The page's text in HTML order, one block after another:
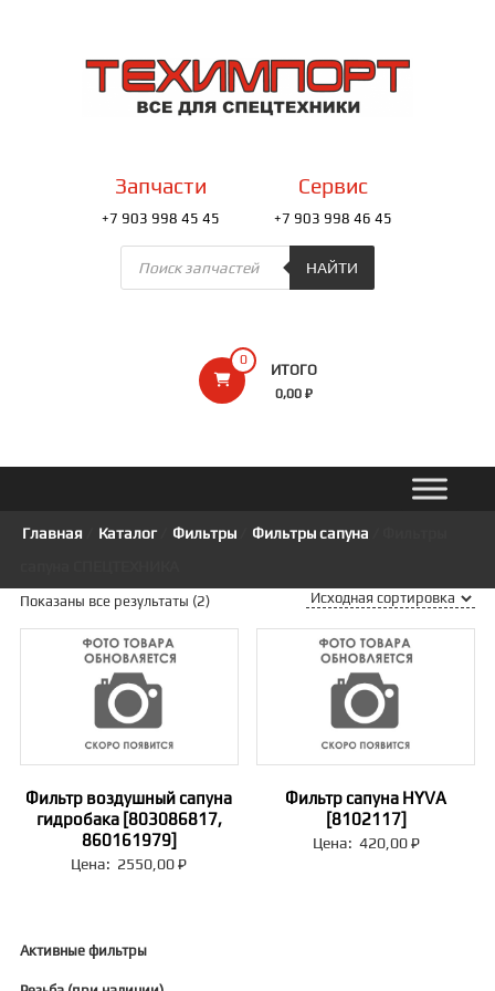
содержимомуТЕХИМПОРТ
Всё
0
ИТОГО
0,00 ₽
Запчасти
+7 903 998 45 45
Сервис
+7 903 998 46 45
Поиск
товаров
НАЙТИ
Главная Каталог/ Фильтры/ Фильтры сапуна
Показаны все результаты (2)
Фильтр воздушный сапуна
гидробака [803086817,
860161979]
Цена: 2550,00₽
Фильтр сапуна HYVA
[8102117]
Цена: 420,00₽
Активные фильтры